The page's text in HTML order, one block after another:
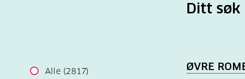
Ditt
Alle (2817) ØVRE